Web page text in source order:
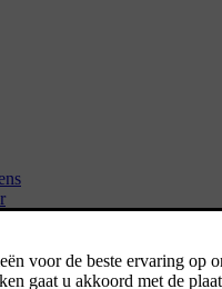
en gegevens verzamelen
gegevens